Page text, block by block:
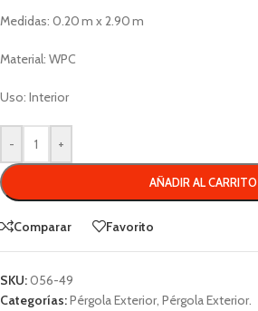
Medidas: 0.20 m x 2.90 m
Material: WPC
Uso: Interior
- +
AÑADIR AL CARRITO
Comparar Favorito
SKU:056-49
Categorías:Pérgola Exterior, Pérgola Exterior.